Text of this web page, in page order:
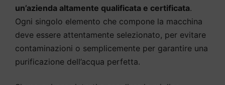
un’azienda altamente qualificata e certificata.
Ogni singolo elemento che compone la macchina
deve essere attentamente selezionato, per evitare
contaminazioni o semplicemente per garantire una
purificazione dell’acqua perfetta.